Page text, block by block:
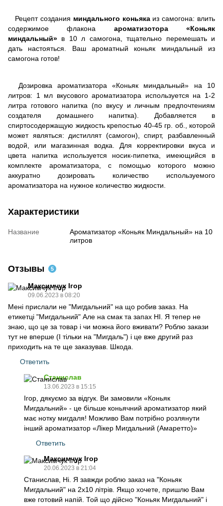
Рецепт создания миндального коньякаиз самогона: влить
содержимое флакона ароматизотора «Коньяк
миндальный» в 10 л самогона, тщательно перемешать и
дать настояться. Ваш ароматный коньяк миндальный из
самогона готов!
Дозировка ароматизатора «Коньяк миндальный» на 10
литров: 1 мл вкусового ароматизатора используется на 1-2
литра готового напитка (по вкусу и личным предпочтениям
создателя домашнего напитка). Добавляется в
спиртосодержащую жидкость крепостью 40-45 гр. об., которой
может являться: дистиллят (самогон), спирт, разбавленный
водой, или магазинная водка. Для корректировки вкуса и
цвета напитка используется носик-пипетка, имеющийся в
комплекте ароматизатора, с помощью которого можно
аккуратно дозировать количество используемого
ароматизатора на нужное количество жидкости.
Характеристики
Название
Ароматизатор «Коньяк Миндальный» на 10
литров
Отзывы 5
Максимчук Ігор
09.06.2023 в 08:20
Мені прислали не "Мигдальний" на що робив заказ. На
етикетці "Мигдальний" Але на смак та запах НІ. Я тепер не
знаю, що це за товар і чи можна його вживати? Роблю закази
тут не вперше (І тільки на "Мигдаль") і це вже другий раз
приходить на те ще заказував. Шкода.
Ответить
Станислав
13.06.2023 в 15:15
Ігор, дякуємо за відгук. Ви замовили «Коньяк
Мигдальний» - це більше коньячний ароматизатор який
має нотку мигдаля! Можливо Вам потрібно розлянути
інший ароматизатор «Лікер Мигдальний (Амаретто)»
Ответить
Максимчук Ігор
20.06.2023 в 21:04
Станислав, Ні. Я завжди роблю заказ на "Коньяк
Мигдальний" на 2х10 літрів. Якщо хочете, пришлю Вам
вже готовий напій. Той що дійсно "Коньяк Мигдальний" і